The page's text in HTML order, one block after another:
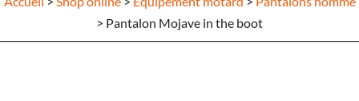
> Pantalon Mojave in the boot